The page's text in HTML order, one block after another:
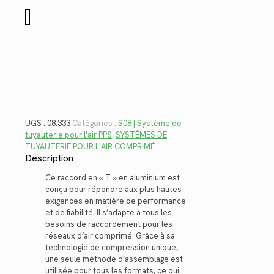
de
UGS : 08.333 Catégories : S08 | Système de
tuyauterie pour l'air PPS,SYSTÈMES DE
TUYAUTERIE POUR L'AIR COMPRIMÉ
Description
Ce raccord en « T » en aluminium est
conçu pour répondre aux plus hautes
exigences en matière de performance
et de fiabilité. Il s’adapte à tous les
besoins de raccordement pour les
réseaux d’air comprimé. Grâce à sa
technologie de compression unique,
une seule méthode d’assemblage est
utilisée pour tous les formats, ce qui